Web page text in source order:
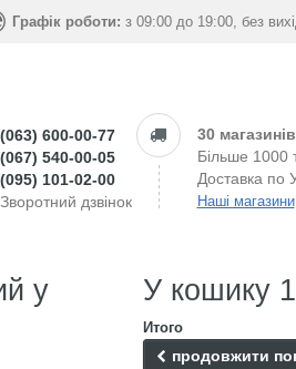
Графік роботи: з 09:00 до 19:00, без
(063) 600-00-77
(067) 540-00-05
(095) 101-02-00
Зворотний дзвінок
30 магазинів
Більше 1000
Доставка по
Наші магазини
у
У кошику
Итого
продовжити